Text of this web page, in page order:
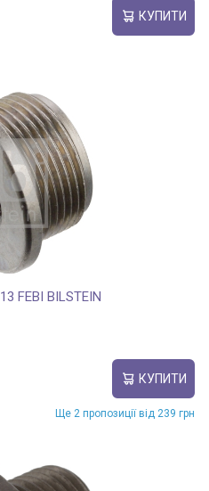
КУПИТИ
FEBI BILSTEIN
КУПИТИ
Ще 2 пропозиції від 239 грн